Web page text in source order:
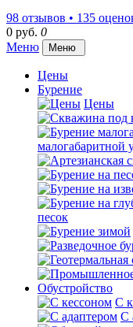
98 отзывов • 135
0 руб. 0
Меню
Меню
Цены
Бурение
Цены
малогабаритной
песок
Обустройство
С
С